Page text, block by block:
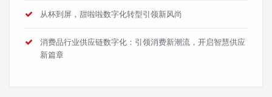
从杯到屏，甜啦啦数字化转型引领新风尚
消费品行业供应链数字化：引领消费新潮流，开启智慧供应
新篇章